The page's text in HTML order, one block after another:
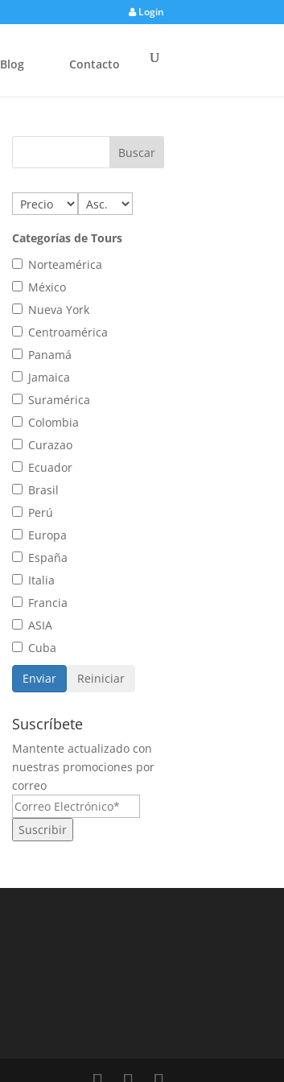
Login
Blog Contacto
Categorías de Tours
Norteamérica
México
Nueva York
Centroamérica
Panamá
Jamaica
Suramérica
Colombia
Curazao
Ecuador
Brasil
Perú
Europa
España
Italia
Francia
ASIA
Cuba
Suscríbete
Mantente actualizado con
nuestras promociones por
correo